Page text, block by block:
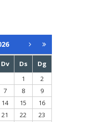
Dv Ds
Dg
1
2
7 8
9
14 15
16
21 22
23